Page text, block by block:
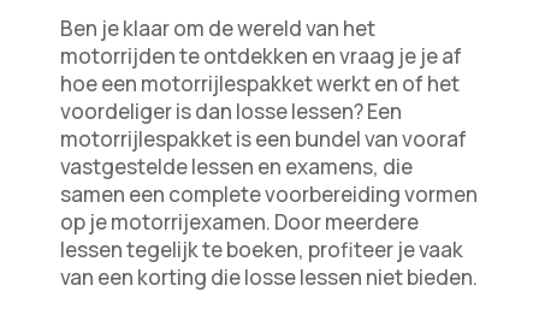
Ben je klaar om de wereld van het
motorrijden te ontdekken en vraag je je af
hoe een motorrijlespakket werkt en of het
voordeliger is dan losse lessen? Een
motorrijlespakket is een bundel van vooraf
vastgestelde lessen en examens, die
samen een complete voorbereiding vormen
op je motorrijexamen. Door meerdere
lessen tegelijk te boeken, profiteer je vaak
van een korting die losse lessen niet bieden.